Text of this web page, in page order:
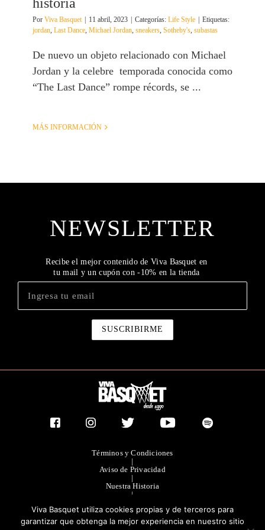
Por Viva Basquet | 11 abril, 2023 | Categorías: Life Style | Etiquetas:
jordan Last Dance Michael Jordan sneakers Sotheby's subastas
De nuevo un objeto relacionado con Michael
Jordan y la celebre temporada conocida como
“The Last Dance” rompe récords, se ...
MÁS INFORMACIÓN
NEWSLETTER
Recibe el mejor contenido de Viva Basquet en
tu mail y un cupón con -10% en la tienda
Términos y Condiciones
|
Aviso de Privacidad
|
Nuestra Historia
|
|
Publicidad
Viva Basquet utiliza cookies propias y de terceros para
garantizar que obtenga la mejor experiencia en nuestro sitio